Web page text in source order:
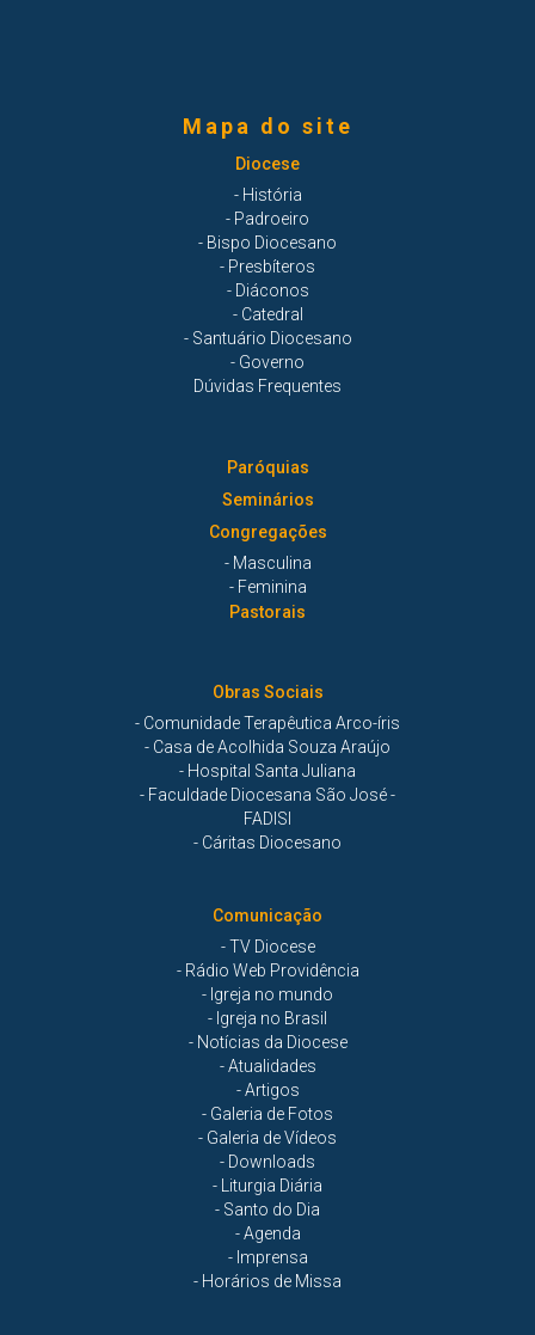
Mapa do site
Diocese
- História
- Padroeiro
- Bispo Diocesano
- Presbíteros
- Diáconos
- Catedral
- Santuário Diocesano
- Governo
Dúvidas Frequentes
Paróquias
Seminários
Congregações
- Masculina
- Feminina
Pastorais
Obras Sociais
- Comunidade Terapêutica Arco-íris
- Casa de Acolhida Souza Araújo
- Hospital Santa Juliana
- Faculdade Diocesana São José -
FADISI
- Cáritas Diocesano
Comunicação
- TV Diocese
- Rádio Web Providência
- Igreja no mundo
- Igreja no Brasil
- Notícias da Diocese
- Atualidades
- Artigos
- Galeria de Fotos
- Galeria de Vídeos
- Downloads
- Liturgia Diária
- Santo do Dia
- Agenda
- Imprensa
- Horários de Missa